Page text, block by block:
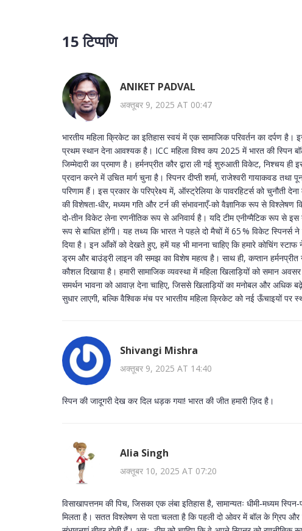
15 टिप्पणि
ANIKET PADVAL
अक्तूबर 9, 2025 AT 00:47
भारतीय महिला क्रिकेट का इतिहास स्वयं में एक सामाजिक परिवर्तन का दर्पण
प्रथम स्थान देना आवश्यक है। ICC महिला विश्व कप 2025 में भारत की स्पिन
जिम्मेदारी का प्रमाण है। हर्मनप्रीत कौर द्वारा ली गई शुरुआती विकेट,
प्रदान करने में उचित मार्ग चुना है। स्पिनर दीप्ती शर्मा, राजेश्वरी गायाकवड
परिणाम हैं। इस प्रकार के परिप्रेक्ष्य में, ऑस्ट्रेलिया के पावरहिटर्स को चुनौती
की विशेषता-धीर, मध्यम गति और टर्न की संभावनाएँ-को वैज्ञानिक रूप से
दो‑तीन विकेट लेना रणनीतिक रूप से अनिवार्य है। यदि टीम एनीग्मैटिक रूप से इस
रूप से बाधित होंगी। यह तथ्य कि भारत ने पहले दो मैचों में 65 % विकेट स्पिनर्स ने
दिया है। इन आँकों को देखते हुए, हमें यह भी मानना चाहिए कि हमारे कोचिंग स्टाफ
ड्रम और बाउंड्री लाइन की समझ का विशेष महत्व है। साथ ही, कप्तान
कौशल दिखाया है। हमारी सामाजिक व्यवस्था में महिला खिलाड़ियों को समान
समर्थन भावना को आवाज़ देना चाहिए, जिससे खिलाड़ियों का मनोबल और अधिक
सुधार लाएगी, बल्कि वैश्विक मंच पर भारतीय महिला क्रिकेट को नई ऊँचाइयों पर
Shivangi Mishra
अक्तूबर 9, 2025 AT 14:40
स्पिन की जादूगरी देख कर दिल धड़क गया! भारत की जीत हमारी ज़िद है।
Alia Singh
अक्तूबर 10, 2025 AT 07:20
विसाखापत्तनम की पिच, जिसका एक लंबा इतिहास है, सामान्यतः धीमी‑मध्यम
मिलता है। सतत विश्लेषण से पता चलता है कि पहली दो ओवर में बॉल के ग्रिप और